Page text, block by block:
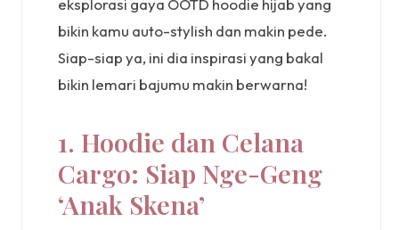
eksplorasi gaya OOTD hoodie hijab yang
bikin kamu auto-stylish dan makin pede.
Siap-siap ya, ini dia inspirasi yang bakal
bikin lemari bajumu makin berwarna!
1. Hoodie dan Celana
Cargo: Siap Nge-Geng
‘Anak Skena’